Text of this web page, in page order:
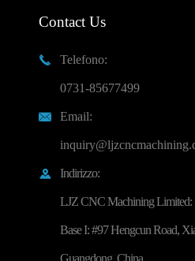
Contact Us

Telefono:
0731-85677499

Email:

Indirizzo:
LJZ CNC Machining Limited:
Base I: #97 Hengcun Road,